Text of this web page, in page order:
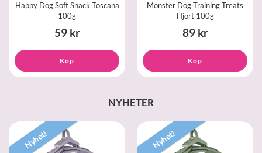
Happy Dog Soft Snack Toscana
100g
59 kr
Köp
Monster Dog Training Treats
Hjort 100g
89 kr
Köp
NYHETER
Nyhet! Nyhet!